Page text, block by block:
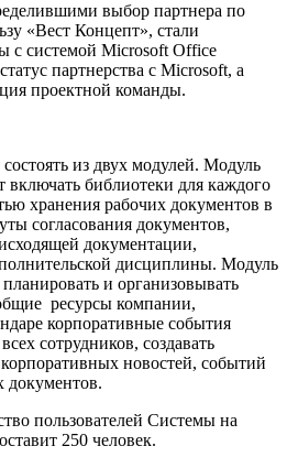
выбор партнера по
«Вест Концепт», стали
с системой Microsoft Office
партнерства с Microsoft, а
проектной команды.
из двух модулей. Модуль
включать библиотеки для каждого
хранения рабочих документов в
согласования документов,
документации,
дисциплины. Модуль
и организовывать
ресурсы компании,
корпоративные события
сотрудников, создавать
новостей, событий
документов.
пользователей Системы на
250 человек.